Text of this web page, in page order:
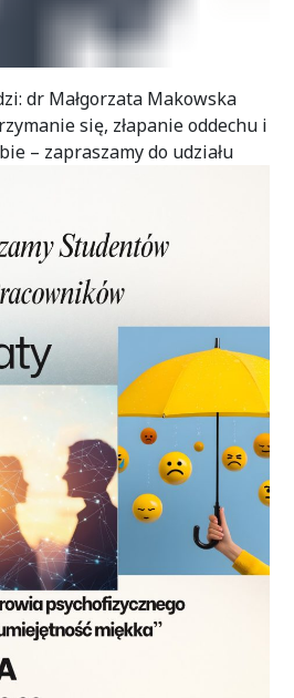
dr Małgorzata Makowska
się, złapanie oddechu i
– zapraszamy do udziału